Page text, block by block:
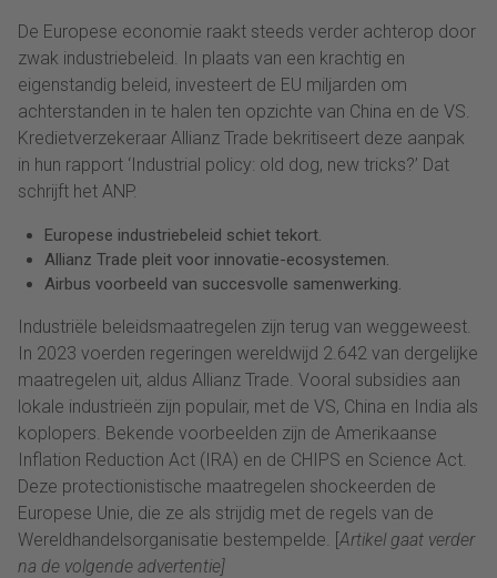
De Europese economie raakt steeds verder achterop door
zwak industriebeleid. In plaats van een krachtig en
eigenstandig beleid, investeert de EU miljarden om
achterstanden in te halen ten opzichte van China en de VS.
Kredietverzekeraar Allianz Trade bekritiseert deze aanpak
in hun rapport ‘Industrial policy: old dog, new tricks?’ Dat
schrijft het ANP.
Europese industriebeleid schiet tekort.
Allianz Trade pleit voor innovatie-ecosystemen.
Airbus voorbeeld van succesvolle samenwerking.
Industriële beleidsmaatregelen zijn terug van weggeweest.
In 2023 voerden regeringen wereldwijd 2.642 van dergelijke
maatregelen uit, aldus Allianz Trade. Vooral subsidies aan
lokale industrieën zijn populair, met de VS, China en India als
koplopers. Bekende voorbeelden zijn de Amerikaanse
Inflation Reduction Act (IRA) en de CHIPS en Science Act.
Deze protectionistische maatregelen shockeerden de
Europese Unie, die ze als strijdig met de regels van de
Wereldhandelsorganisatie bestempelde. [Artikel gaat verder
na de volgende advertentie]